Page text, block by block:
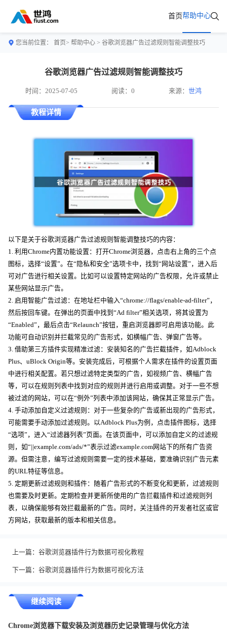
首页帮助中心
您当前位置： 首页> 帮助中心 > 谷歌浏览器广告过滤规则智能调整技巧
谷歌浏览器广告过滤规则智能调整技巧
时间：2025-07-05 阅读：0 来源：世鸿
教程详情
以下是关于谷歌浏览器广告过滤规则智能调整技巧的内容：
1. 利用Chrome内置功能设置：打开Chrome浏览器，点击右上角的三个点
图标，选择“设置”。在“隐私和安全”选项卡中，找到“网站设置”，进入后
可对广告进行相关设置。比如可以设置特定网站的广告权限，允许或禁止
某些网站显示广告。
2. 启用智能广告过滤：在地址栏中输入“chrome://flags/enable-ad-filter”，
然后按回车键。在弹出的页面中找到“Ad filter”相关选项，将其设置为
“Enabled”，最后点击“Relaunch”按钮，重启浏览器即可启用该功能。此
功能可自动识别并拦截常见的广告形式，如横幅广告、弹窗广告等。
3. 借助第三方插件实现精准过滤：安装知名的广告拦截插件，如Adblock
Plus、uBlock Origin等。安装完成后，可根据个人需求在插件的设置页面
中进行相关配置。若只想过滤特定类型的广告，如视频广告、横幅广告
等，可以在规则列表中找到对应的规则并进行启用或调整。对于一些不想
被过滤的网站，可以在“例外”列表中添加该网站，确保其正常显示广告。
4. 手动添加自定义过滤规则：对于一些复杂的广告或新出现的广告形式，
可能需要手动添加过滤规则。以Adblock Plus为例，点击插件图标，选择
“选项”，进入“过滤器列表”页面。在该页面中，可以添加自定义的过滤规
则，如“||example.com/ads/*”表示过滤example.com网站下的所有广告资
源。但需注意，编写过滤规则需要一定的技术基础，要准确识别广告元素
的URL特征等信息。
5. 定期更新过滤规则和插件：随着广告形式的不断变化和更新，过滤规则
也需要及时更新。定期检查并更新所使用的广告拦截插件和过滤规则列
表，以确保能够有效拦截最新的广告。同时，关注插件的开发者社区或官
方网站，获取最新的版本和相关信息。
上一篇： 谷歌浏览器插件行为数据可视化教程
下一篇： 谷歌浏览器插件行为数据可视化方法
继续阅读
Chrome浏览器下载安装及浏览器历史记录管理与优化方法